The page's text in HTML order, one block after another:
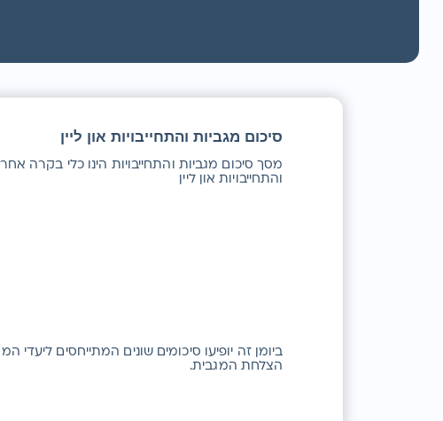
סיכום מגביות והתחייבויות און ליין
מסך סיכום מגביות והתחייבויות הינו כלי בקרה אחר
והתחייבויות און ליין
ביומן זה יופיעו סיכומים שונים המתייחסים
הצלחת המגבית.